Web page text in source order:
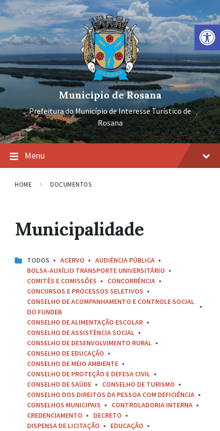
Barra de Ferramentas Aberta
Ir
para
conteúdo
Pular
para
navegação
principal
Pular
para
rodapé
Município de Rosana
Prefeitura do Município de Interesse Turístico de
Rosana
Menu
HOME DOCUMENTOS
Municipalidade
TODOS ACERVO
AUDIÊNCIA PÚBLICA
BOLSA-AUXÍLIO TRANSPORTE UNIVERSITÁRIO
COMITÊS E COMISSÕES
CONCORRÊNCIA
CONCURSOS E PROCESSOS SELETIVOS
CONSELHO DE ACOMPANHAMENTO E CONTROLE SOCIAL
DO FUNDEB
CONSELHO DE ALIMENTAÇÃO ESCOLAR
CONSELHO DE ASSISTÊNCIA SOCIAL
CONSELHO DE DESENVOLVIMENTO RURAL
CONSELHO DE EDUCAÇÃO
CONSELHO DE MEIO AMBIENTE
CONSELHO DE PROTEÇÃO E DEFESA CIVIL
CONSELHO DE SAÚDE
CONSELHO DE TURISMO
CONSELHO DOS DIREITOS DA PESSOA COM DEFICIÊNCIA
CONSELHOS MUNICIPAIS
CONTROLADORIA INTERNA
CREDENCIAMENTO
DECRETO
DISPENSA DE LICITAÇÃO
EDUCAÇÃO